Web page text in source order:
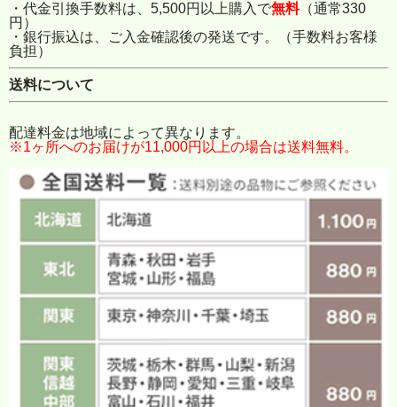
・代金引換手数料は、5,500円以上購入で無料（通常330
円）
・銀行振込は、ご入金確認後の発送です。（手数料お客様
負担）
送料について
配達料金は地域によって異なります。
※1ヶ所へのお届けが11,000円以上の場合は送料無料。